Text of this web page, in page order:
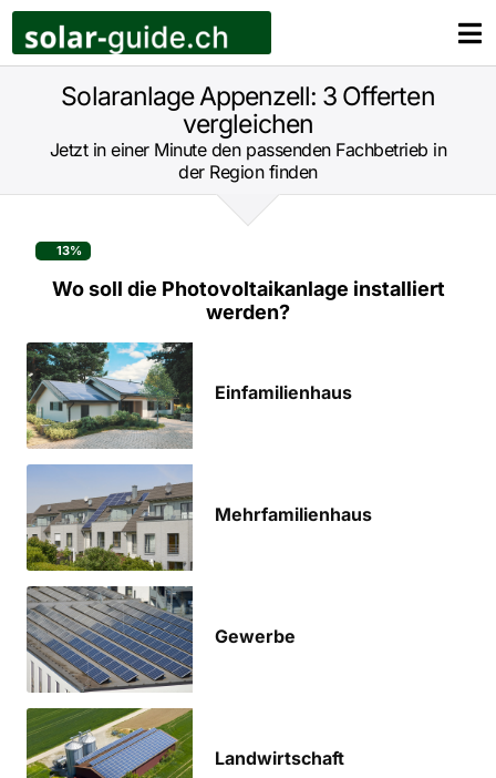
Zum
Inhalt
springen
Ihre Anfrage
Unser Service
So funktioniert’s
Ihre Vorteile
Fragen und Antworten
Solaranlage Appenzell: 3 Offerten
vergleichen
Jetzt in einer Minute den passenden Fachbetrieb in
der Region finden
13%
Wo soll die Photovoltaikanlage installiert
werden?
Ein­familien­haus
Mehrfamilien­haus
Gewerbe
Land­wirtschaft